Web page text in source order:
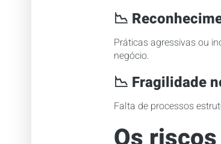
📉
Práticas agressivas ou
negócio.
📉 Fragilidade
Falta de processos